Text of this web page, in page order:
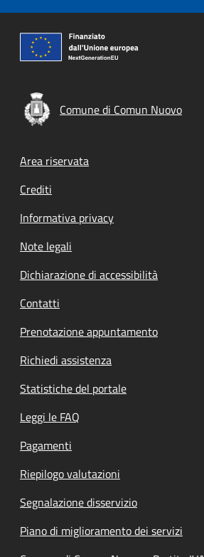
Comune di Comun Nuovo
Footer menu
Area riservata
Crediti
Informativa privacy
Note legali
Dichiarazione di accessibilità
Contatti
Prenotazione appuntamento
Richiedi assistenza
Statistiche del portale
Leggi le FAQ
Pagamenti
Riepilogo valutazioni
Segnalazione disservizio
Piano di miglioramento dei servizi